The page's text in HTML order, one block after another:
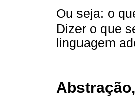
Ou seja: o
Dizer o que
linguagem